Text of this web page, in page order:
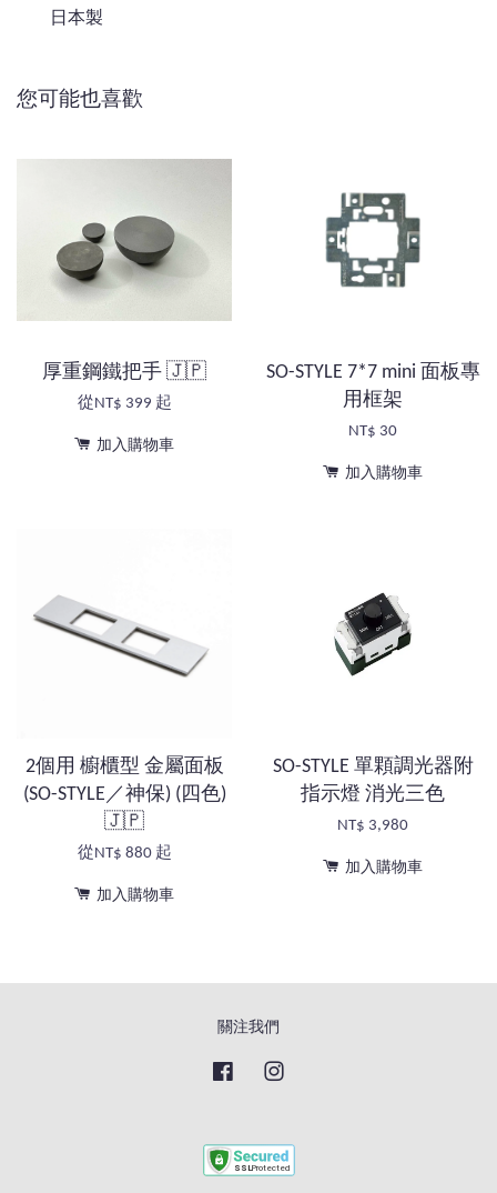
日本製
您可能也喜歡
厚重鋼鐵把手 🇯🇵
從NT$ 399 起
加入購物車
SO-STYLE 7*7 mini 面板專
用框架
NT$ 30
加入購物車
2個用 櫥櫃型 金屬面板
(SO-STYLE／神保) (四色)
🇯🇵
從NT$ 880 起
加入購物車
SO-STYLE 單顆調光器附
指示燈 消光三色
NT$ 3,980
加入購物車
關注我們
Facebook